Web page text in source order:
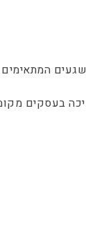
בעסקים